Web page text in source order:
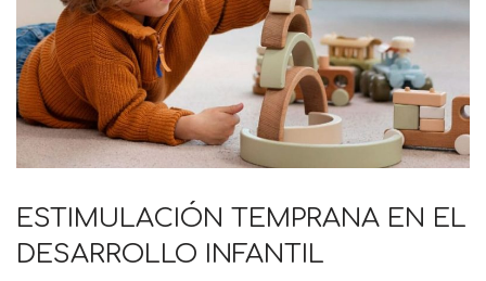
ESTIMULACIÓN TEMPRANA EN EL
DESARROLLO INFANTIL